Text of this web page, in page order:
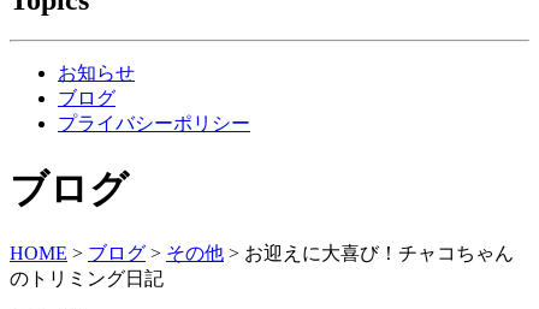
お知らせ
ブログ
プライバシーポリシー
ブログ
HOME > ブログ > その他 > お迎えに大喜び！チャコちゃん
のトリミング日記